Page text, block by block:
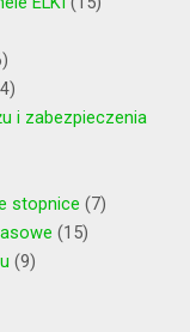
i zabezpieczenia
stopnice 7
15
9